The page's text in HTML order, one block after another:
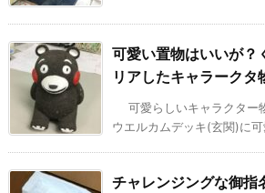
可愛い置物はいいが？
リアしたキャラークタ
可愛らしいキャラクター
ウエルカムデッキ(玄関)に
チャレンジングな御指